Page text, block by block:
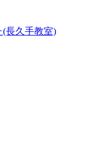
長久手教室)